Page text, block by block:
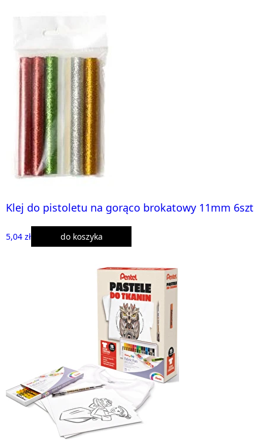
Klej do pistoletu na gorąco brokatowy 11mm 6szt
5,04 zł do koszyka